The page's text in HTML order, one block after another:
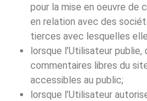
pour la mise en oeuvre de
en relation avec des
tierces avec lesquelles
lorsque l’Utilisateur publie,
commentaires libres du
accessibles au public;
lorsque l’Utilisateur